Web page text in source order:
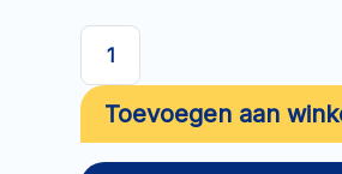
Eilandpleister
Leukomed
non-
woven
Toevoegen aan